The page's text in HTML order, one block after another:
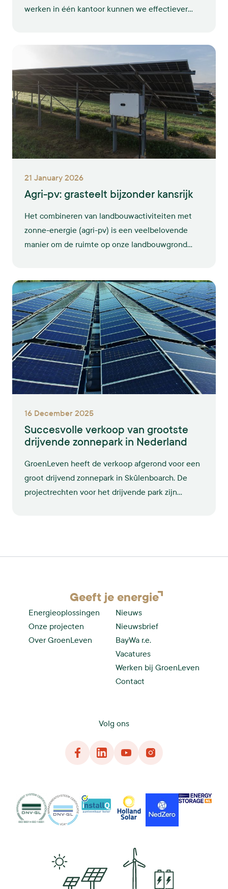
werken in één kantoor kunnen we effectiever
om verder te groeien waarmaken.
21 January 2026
Agri-pv: grasteelt bijzonder kansrijk
Het combineren van landbouwactiviteiten met
zonne-energie (agri-pv) is een veelbelovende
manier om de ruimte op onze landbouwgrond
al ervaring opgedaan met projecten met fruitteelt
onder zonne-installaties, maar het potentieel
reikt verder, vooral als we leren van succesvolle
internationale cases.
16 December 2025
Succesvolle verkoop van grootste
drijvende zonnepark in Nederland
GroenLeven heeft de verkoop afgerond voor een
groot drijvend zonnepark in Skûlenboarch. De
projectrechten voor het drijvende park zijn
Geeft je energie
Energieoplossingen
Onze projecten
Over GroenLeven
Nieuws
Nieuwsbrief
BayWa r.e.
Vacatures
Werken bij GroenLeven
Contact
Volg ons
FacebookLinkedInYouTubeInstagram
DNG VCA InstallQ Holland SolarNedZero Energy